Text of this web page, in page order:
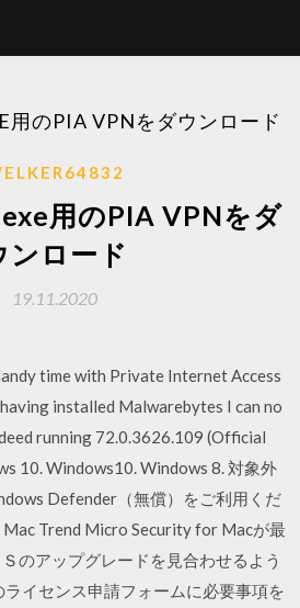
用のPIA VPNをダウンロード
用のPIA VPNをダ
ンロード
19.11.2020
time with Private Internet Access
installed Malwarebytes I can no
running 72.0.3626.109 (Official
10. Windows10. Windows 8. 対象外
Defender（無償）をご利用くだ
Mac Trend Micro Security for Macが最
のアップグレードを見合わせるよう
イセンス申請フォームに必要事項を